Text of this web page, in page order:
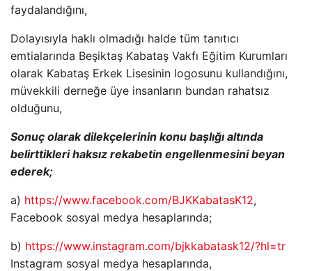
faydalandığını,
Dolayısıyla haklı olmadığı halde tüm tanıtıcı
emtialarında Beşiktaş Kabataş Vakfı Eğitim Kurumları
olarak Kabataş Erkek Lisesinin logosunu kullandığını,
müvekkili derneğe üye insanların bundan rahatsız
olduğunu,
Sonuç olarak dilekçelerinin konu başlığı altında
belirttikleri haksız rekabetin engellenmesini beyan
ederek;
a) https://www.facebook.com/BJKKabatasK12,
Facebook sosyal medya hesaplarında;
b) https://www.instagram.com/bjkkabatask12/?hl=tr
Instagram sosyal medya hesaplarında,